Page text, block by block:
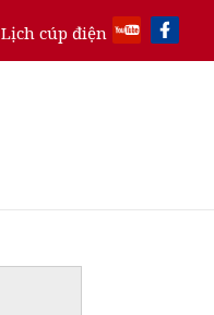
Lịch cúp điện